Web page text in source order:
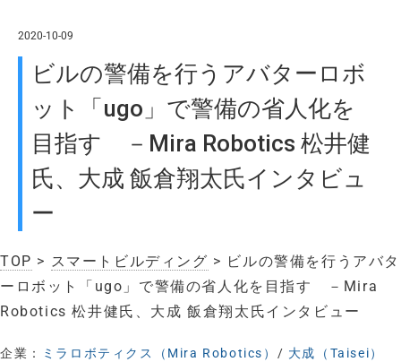
2020-10-09
ビルの警備を行うアバターロボ
ット「ugo」で警備の省人化を
目指す －Mira Robotics 松井健
氏、大成 飯倉翔太氏インタビュ
ー
TOP > スマートビルディング > ビルの警備を行うアバタ
ーロボット「ugo」で警備の省人化を目指す －Mira
Robotics 松井健氏、大成 飯倉翔太氏インタビュー
企業： ミラロボティクス（Mira Robotics） / 大成（Taisei）